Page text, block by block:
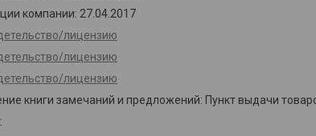
компании: 27.04.2017
лицензию
лицензию
лицензию
книги замечаний и предложений: Пункт выдачи